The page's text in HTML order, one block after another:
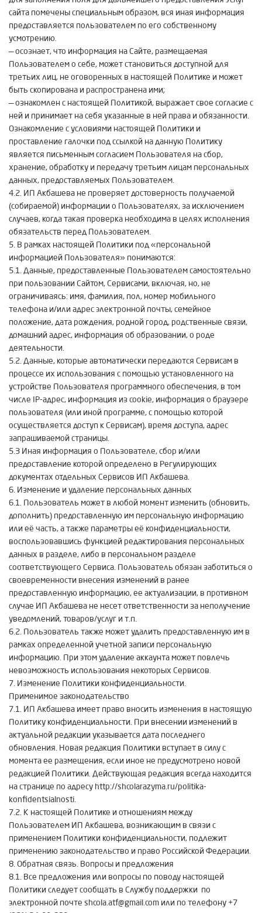
сайта помечены специальным образом, вся иная информация
предоставляется пользователем по его собственному
усмотрению.
— осознает, что информация на Сайте, размещаемая
Пользователем о себе, может становиться доступной для
третьих лиц, не оговоренных в настоящей Политике и может
быть скопирована и распространена ими;
— ознакомлен с настоящей Политикой, выражает свое согласие с
ней и принимает на себя указанные в ней права и обязанности.
Ознакомление с условиями настоящей Политики и
проставление галочки под ссылкой на данную Политику
является письменным согласием Пользователя на сбор,
хранение, обработку и передачу третьим лицам персональных
данных, предоставляемых Пользователем.
4.2. ИП Акбашева не проверяет достоверность получаемой
(собираемой) информации о Пользователях, за исключением
случаев, когда такая проверка необходима в целях исполнения
обязательств перед Пользователем.
5. В рамках настоящей Политики под «персональной
информацией Пользователя» понимаются:
5.1. Данные, предоставленные Пользователем самостоятельно
при пользовании Сайтом, Сервисами, включая, но, не
ограничиваясь: имя, фамилия, пол, номер мобильного
телефона и/или адрес электронной почты, семейное
положение, дата рождения, родной город, родственные связи,
домашний адрес, информация об образовании, о роде
деятельности.
5.2. Данные, которые автоматически передаются Сервисам в
процессе их использования с помощью установленного на
устройстве Пользователя программного обеспечения, в том
числе IP-адрес, информация из cookie, информация о браузере
пользователя (или иной программе, с помощью которой
осуществляется доступ к Сервисам), время доступа, адрес
запрашиваемой страницы.
5.3 Иная информация о Пользователе, сбор и/или
предоставление которой определено в Регулирующих
документах отдельных Сервисов ИП Акбашева.
6. Изменение и удаление персональных данных
6.1. Пользователь может в любой момент изменить (обновить,
дополнить) предоставленную им персональную информацию
или её часть, а также параметры её конфиденциальности,
воспользовавшись функцией редактирования персональных
данных в разделе, либо в персональном разделе
соответствующего Сервиса. Пользователь обязан заботиться о
своевременности внесения изменений в ранее
предоставленную информацию, ее актуализации, в противном
случае ИП Акбашева не несет ответственности за неполучение
уведомлений, товаров/услуг и т.п.
6.2. Пользователь также может удалить предоставленную им в
рамках определенной учетной записи персональную
информацию. При этом удаление аккаунта может повлечь
невозможность использования некоторых Сервисов.
7. Изменение Политики конфиденциальности.
Применимое законодательство
7.1. ИП Акбашева имеет право вносить изменения в настоящую
Политику конфиденциальности. При внесении изменений в
актуальной редакции указывается дата последнего
обновления. Новая редакция Политики вступает в силу с
момента ее размещения, если иное не предусмотрено новой
редакцией Политики. Действующая редакция всегда находится
на странице по адресу http://shcolarazyma.ru/politika-
konfidentsialnosti.
7.2. К настоящей Политике и отношениям между
Пользователем ИП Акбашева, возникающим в связи с
применением Политики конфиденциальности, подлежит
применению законодательство и право Российской Федерации.
8. Обратная связь. Вопросы и предложения
8.1. Все предложения или вопросы по поводу настоящей
Политики следует сообщать в Службу поддержки по
электронной почте shcola.atf@gmail.com или по телефону +7